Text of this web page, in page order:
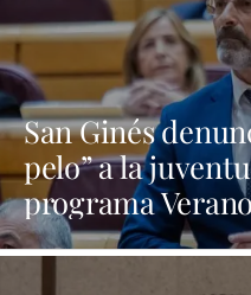
San Ginés
pelo” a la
programa